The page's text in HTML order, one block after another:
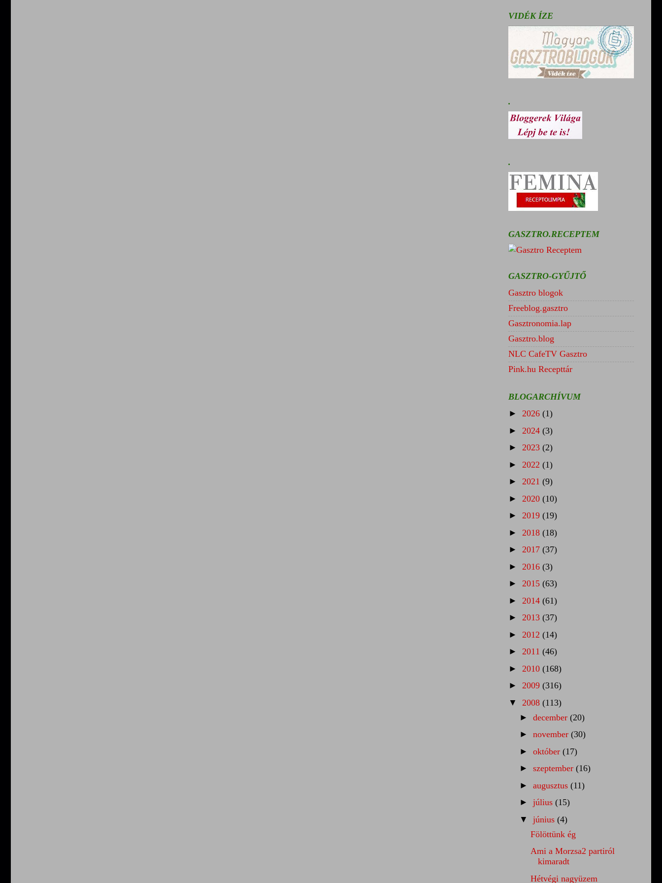
VIDÉK ÍZE
.
.
GASZTRO.RECEPTEM
GASZTRO-GYŰJTŐ
Gasztro blogok
Freeblog.gasztro
Gasztronomia.lap
Gasztro.blog
NLC CafeTV Gasztro
Pink.hu Recepttár
BLOGARCHÍVUM
► 2026 (1)
► 2024 (3)
► 2023 (2)
► 2022 (1)
► 2021 (9)
► 2020 (10)
► 2019 (19)
► 2018 (18)
► 2017 (37)
► 2016 (3)
► 2015 (63)
► 2014 (61)
► 2013 (37)
► 2012 (14)
► 2011 (46)
► 2010 (168)
► 2009 (316)
▼ 2008 (113)
► december (20)
► november (30)
► október (17)
► szeptember (16)
► augusztus (11)
► július (15)
▼ június (4)
Fölöttünk ég
Ami a Morzsa2 partiról
kimaradt
Hétvégi nagyüzem